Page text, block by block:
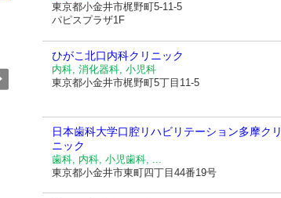
東京都小金井市梶野町5-11-5
パピスプラザ1F
ひがこ北口内科クリニック
内科, 消化器科, 小児科
東京都小金井市梶野町5丁目11-5
日本歯科大学口腔リハビリテーション多摩クリ
ニック
歯科, 内科, 小児歯科, ...
東京都小金井市東町四丁目44番19号